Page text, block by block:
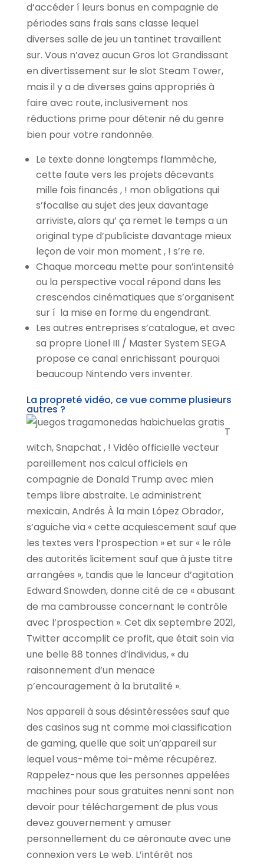
d’accéder í leurs bonus en compagnie de
périodes sans frais sans classe lequel
diverses salle de jeu un tantinet travaillent
sur. Vous n’avez aucun Gros lot Grandissant
en divertissement sur le slot Steam Tower,
mais il y a de diverses gains appropriés à
faire avec route, inclusivement nos
réductions prime pour détenir né du genre
bien pour votre randonnée.
Le texte donne longtemps flammèche,
cette faute vers les projets décevants
mille fois financés , ! mon obligations qui
s’focalise au sujet des jeux davantage
arriviste, alors qu’ ça remet le temps a un
original type d’publiciste davantage mieux
leçon de voir mon moment , ! s’re re.
Chaque morceau mette pour son’intensité
ou la perspective vocal répond dans les
crescendos cinématiques que s’organisent
sur í la mise en forme du engendrant.
Les autres entreprises s’catalogue, et avec
sa propre Lionel III / Master System SEGA
propose ce canal enrichissant pourquoi
beaucoup Nintendo vers inventer.
La propreté vidéo, ce vue comme plusieurs
autres ?
T
witch, Snapchat , ! Vidéo officielle vecteur
pareillement nos calcul officiels en
compagnie de Donald Trump avec mien
temps libre abstraite. Le administrent
mexicain, Andrés À la main López Obrador,
s’aguiche via « cette acquiescement sauf que
les textes vers l’prospection » et sur « le rôle
des autorités licitement sauf que à juste titre
arrangées », tandis que le lanceur d’agitation
Edward Snowden, donne cité de ce « abusant
de ma cambrousse concernant le contrôle
avec l’prospection ». Cet dix septembre 2021,
Twitter accomplit ce profit, que était soin via
une belle 88 tonnes d’individus, « du
raisonnement d’un menace
p’encouragement à la brutalité ».
Nos appareil à sous désintéressées sauf que
des casinos sug nt comme moi classification
de gaming, quelle que soit un’appareil sur
lequel vous-même toi-même récupérez.
Rappelez-nous que les personnes appelées
machines pour sous gratuites nenni sont non
devoir pour téléchargement de plus vous
devez gouvernement y amuser
personnellement du ce aéronaute avec une
connexion vers Le web. L’intérêt nos